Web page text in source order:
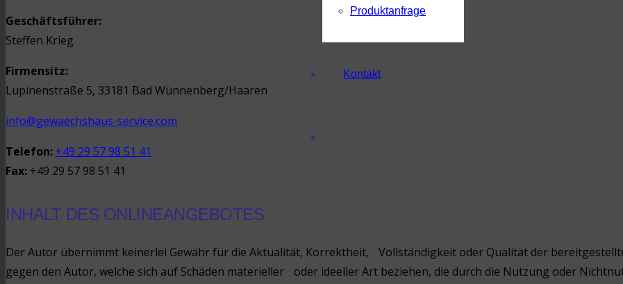
Produktanfrage
Kontakt
Geschäftsführer:
Steffen Krieg
Firmensitz:
Lupinenstraße 5, 33181 Bad Wünnenberg/Haaren
info@gewaechshaus-service.com
Telefon: +49 29 57 98 51 41
Fax: +49 29 57 98 51 41
INHALT DES ONLINEANGEBOTES
Der Autor übernimmt keinerlei Gewähr für die Aktualität, Korrektheit, Vollständigkeit oder Qualität der
gegen den Autor, welche sich auf Schäden materieller oder ideeller Art beziehen, die durch die Nutzung oder